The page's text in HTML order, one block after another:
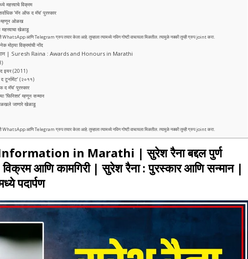
महत्त्वाचे विक्रम
‘मॅन ऑफ द मॅच’ पुरस्कार
म्हणून ओळख
खेळाडू
WhatsApp आणि Telegram ग्रुप तयार केला आहे. तुम्हाला त्यामध्ये नविन गोष्टी वाचायला मिळतील. त्यामुळे नक्की तुम्ही ग्रुप joint करा.
मोठ्या विक्रमांची नोंद
| Suresh Raina : Awards and Honours in Marathi
इयर (2011)
टूर्नामेंट’ (२०११)
मॅच’ पुरस्कार
‘फिनिशर’ म्हणून सन्मान
जाणारे खेळाडू
WhatsApp आणि Telegram ग्रुप तयार केला आहे. तुम्हाला त्यामध्ये नविन गोष्टी वाचायला मिळतील. त्यामुळे नक्की तुम्ही ग्रुप joint करा.
in Marathi | सुरेश रैना बद्दल पुर्ण
विक्रम आणि कामगिरी | सुरेश रैना : पुरस्कार आणि सन्मान |
पदार्पण